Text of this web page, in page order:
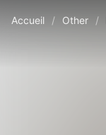
Accueil / Other /